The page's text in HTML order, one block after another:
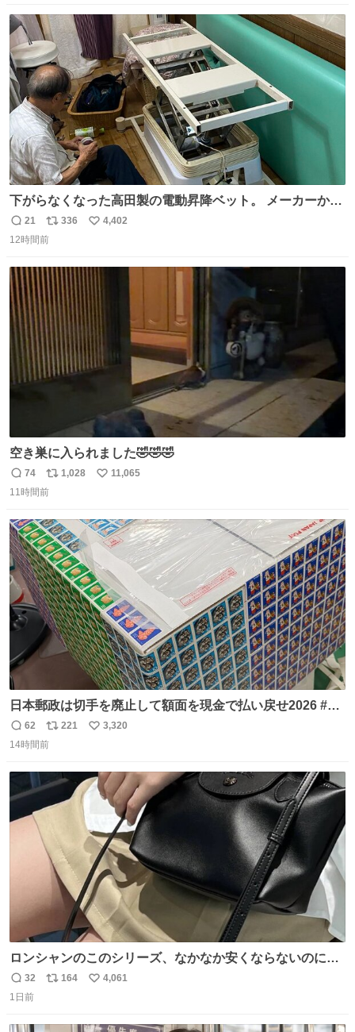
ト
数
数
下がらなくなった高田製の電動昇降ベット。 メーカーから
は、完全に見放されたんですが、 見事に85歳の父が治しま
した。 うちの父は、トヨタカローラのボディをオート生産
の配線をハンダで修理している横で、
返
信
21
リ
ポ
ト
数
336
い
数
4,402
12時間前
空き巣に入られました🤣🤣🤣
返
信
74
リ
ポ
ト
数
1,028
い
数
11,065
11時間前
日本郵政は切手を廃止して額面を現金で払い戻せ2026 #日
本郵政 @JapanPostHD_PR
返
信
62
リ
ポ
ト
221
い
数
3,320
14時間前
ロンシャンのこのシリーズ、なかなか安くならないのにセ
ール価格になってる🖤✨レザーなのが反則級にかわいい。
持ってるだけでコーデが格上げされる。
返
信
32
リ
164
い
4,061
1日前